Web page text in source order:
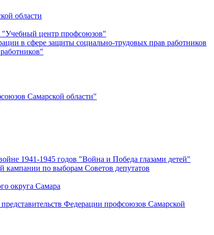
области
"Учебный центр профсоюзов"
в сфере защиты социально-трудовых прав работников
Самарской области"
1941-1945 годов "Война и Победа глазами детей"
кампании по выборам Советов депутатов
округа Самара
Федерации профсоюзов Самарской